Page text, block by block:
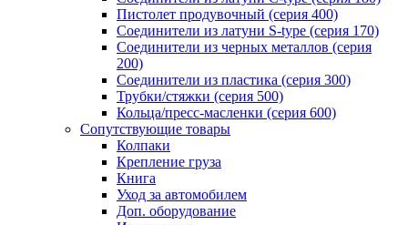
Пистолет продувочный (серия 400)
Соединители из латуни S-type (серия 170)
Соединители из черных металлов (серия
200)
Соединители из пластика (серия 300)
Трубки/стяжки (серия 500)
Кольца/пресс-масленки (серия 600)
Сопутствующие товары
Колпаки
Крепление груза
Книга
Уход за автомобилем
Доп. оборудование